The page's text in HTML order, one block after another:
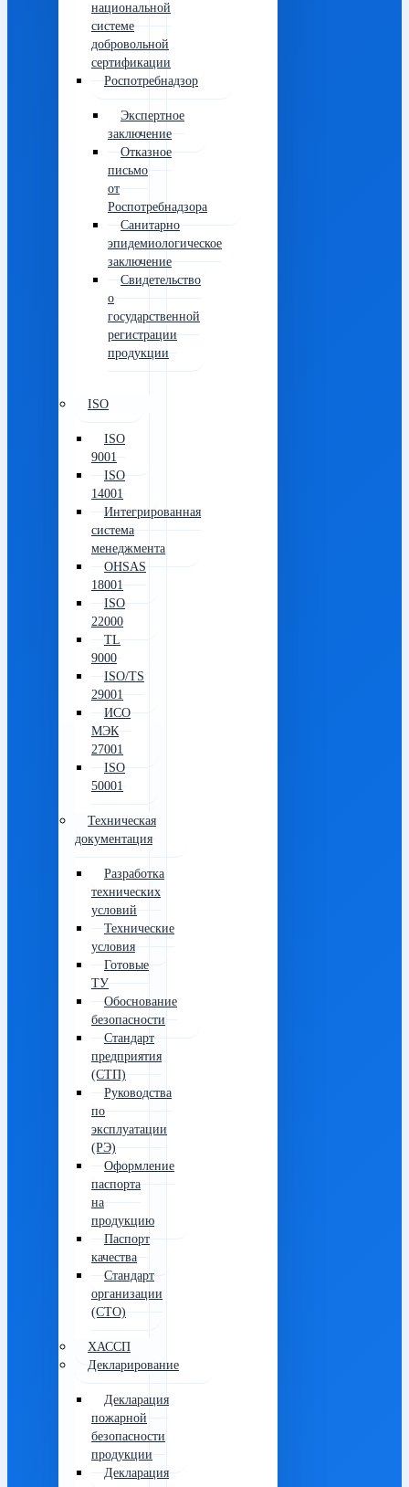
национальной
системе
добровольной
сертификации
Роспотребнадзор
Экспертное
заключение
Отказное
письмо
от
Роспотребнадзора
Санитарно
эпидемиологическое
заключение
Свидетельство
о
государственной
регистрации
продукции
ISO
ISO
9001
ISO
14001
Интегрированная
система
менеджмента
OHSAS
18001
ISO
22000
TL
9000
ISO/TS
29001
ИСО
МЭК
27001
ISO
50001
Техническая
документация
Разработка
технических
условий
Технические
условия
Готовые
ТУ
Обоснование
безопасности
Стандарт
предприятия
(СТП)
Руководства
по
эксплуатации
(РЭ)
Оформление
паспорта
на
продукцию
Паспорт
качества
Стандарт
организации
(СТО)
ХАССП
Декларирование
Декларация
пожарной
безопасности
продукции
Декларация